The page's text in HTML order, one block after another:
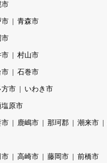
市
市 青森市
市
市 村山市
市 石巻市
方市 いわき市
塩原市
市 鹿嶋市 那珂郡 潮来市
市 高崎市 藤岡市 前橋市